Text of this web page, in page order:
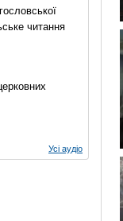
читання
Усі аудіо